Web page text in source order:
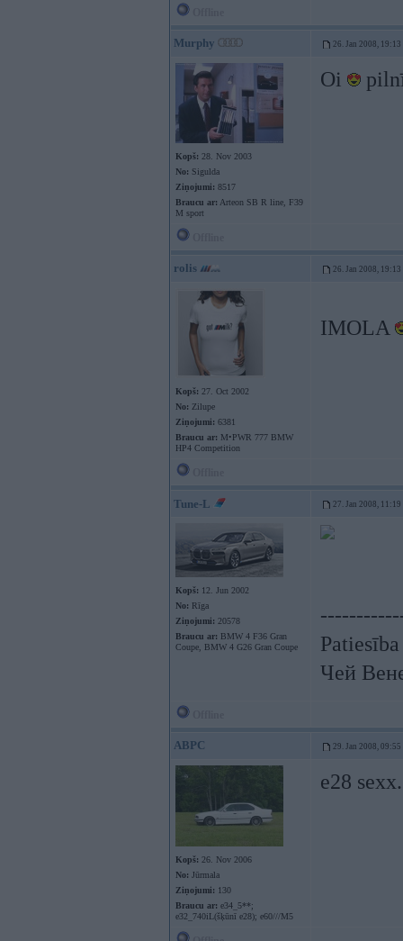
Murphy 26. Jan 2008, 19:13
Kopš: 28. Nov 2003
No: Sigulda
Ziņojumi: 8517
Braucu ar: Arteon SB R line, F39
M sport
Oi
rolis 26. Jan 2008, 19:13
Kopš: 27. Oct 2002
No: Zilupe
Ziņojumi: 6381
Braucu ar: M•PWR 777 BMW
HP4 Competition
IMOLA
Tune-L 27. Jan 2008, 11:19
Kopš: 12. Jun 2002
No: Rīga
Ziņojumi: 20578
Braucu ar: BMW 4 F36 Gran
Coupe, BMW 4 G26 Gran Coupe
Чей
ABPC 29. Jan 2008, 09:55
Kopš: 26. Nov 2006
No: Jūrmala
Ziņojumi: 130
Braucu ar: e34_5**;
e32_740iL(šķūnī e28); e60///M5
e28